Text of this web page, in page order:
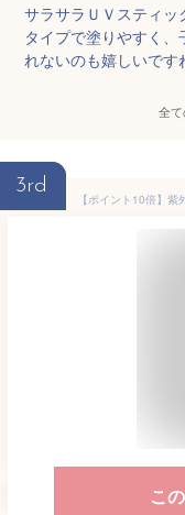
サラサラＵＶスティ
タイプで塗りやすく
れないのも嬉しいです
全て
3rd
こ